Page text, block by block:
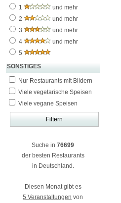
1
und mehr
2
und mehr
3
und mehr
4
und mehr
5
SONSTIGES
Nur Restaurants mit Bildern
Viele vegetarische Speisen
Viele vegane Speisen
Suche in 76699
der besten Restaurants
in Deutschland.
Diesen Monat gibt es
5 Veranstaltungen von